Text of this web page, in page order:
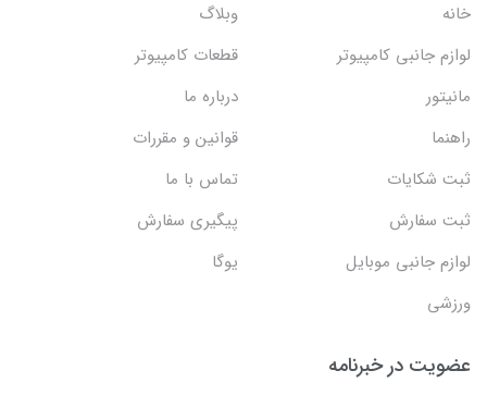
خانه
وبلاگ
لوازم جانبی کامپیوتر
قطعات کامپیوتر
مانیتور
درباره ما
راهنما
قوانین و مقررات
ثبت شکایات
تماس با ما
ثبت سفارش
پیگیری سفارش
لوازم جانبی موبایل
یوگا
ورزشی
عضویت در خبرنامه